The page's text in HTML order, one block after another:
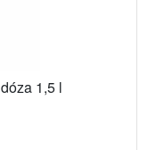
1,5 l